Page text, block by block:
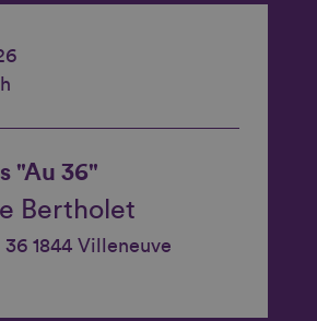
"Au 36"
Bertholet
36 1844 Villeneuve